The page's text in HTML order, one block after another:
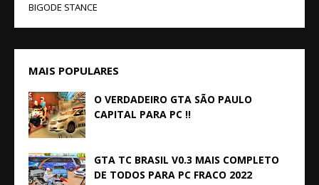
BIGODE STANCE
MAIS POPULARES
O VERDADEIRO GTA SÃO PAULO
CAPITAL PARA PC !!
GTA TC BRASIL V0.3 MAIS COMPLETO
DE TODOS PARA PC FRACO 2022